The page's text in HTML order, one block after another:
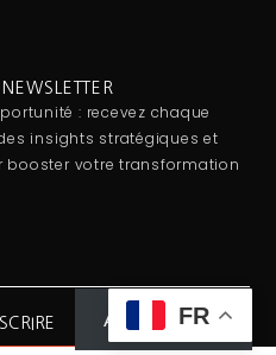
: recevez chaque
insights stratégiques et
votre transformation
FR
Abonnez-vous